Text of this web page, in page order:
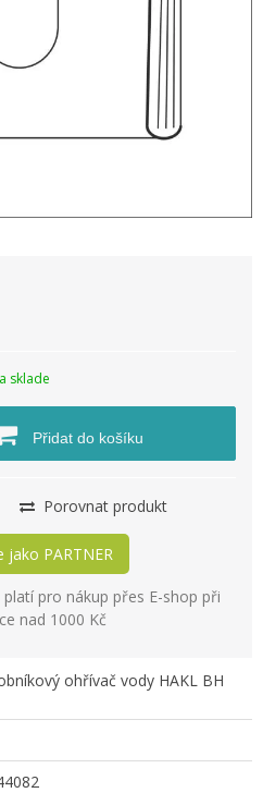
sklade
Přidat do košíku
Porovnat produkt
jako PARTNER
pro nákup přes E-shop při
nad 1000 Kč
ohřívač vody HAKL BH